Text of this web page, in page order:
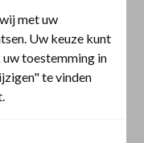
op een
slot een
met uw
Uw keuze kunt
toestemming in
te vinden